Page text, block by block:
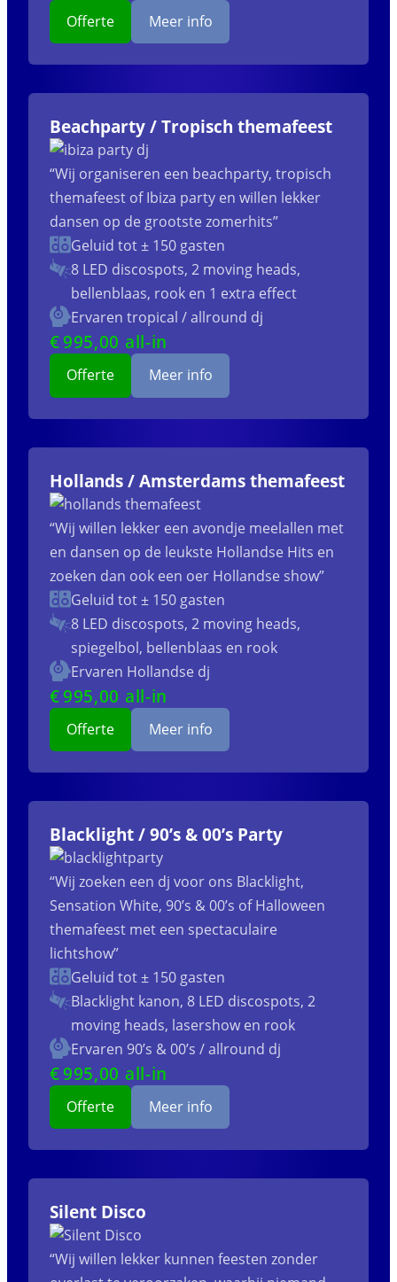
Offerte Meer info
Beachparty / Tropisch themafeest
“Wij organiseren een beachparty, tropisch
themafeest of Ibiza party en willen lekker
dansen op de grootste zomerhits”
Geluid tot ± 150 gasten
8 LED discospots, 2 moving heads,
bellenblaas, rook en 1 extra effect
Ervaren tropical / allround dj
€995,00 all-in
Offerte Meer info
Hollands / Amsterdams themafeest
“Wij willen lekker een avondje meelallen met
en dansen op de leukste Hollandse Hits en
zoeken dan ook een oer Hollandse show”
Geluid tot ± 150 gasten
8 LED discospots, 2 moving heads,
spiegelbol, bellenblaas en rook
Ervaren Hollandse dj
€995,00 all-in
Offerte Meer info
Blacklight / 90’s & 00’s Party
“Wij zoeken een dj voor ons Blacklight,
Sensation White, 90’s & 00’s of Halloween
themafeest met een spectaculaire
lichtshow”
Geluid tot ± 150 gasten
Blacklight kanon, 8 LED discospots, 2
moving heads, lasershow en rook
Ervaren 90’s & 00’s / allround dj
€995,00 all-in
Offerte Meer info
Silent Disco
“Wij willen lekker kunnen feesten zonder